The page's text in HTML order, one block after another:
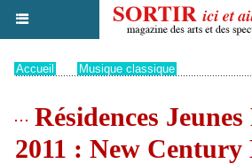
Accueil Musique classique
Résidences
2011 : New Century